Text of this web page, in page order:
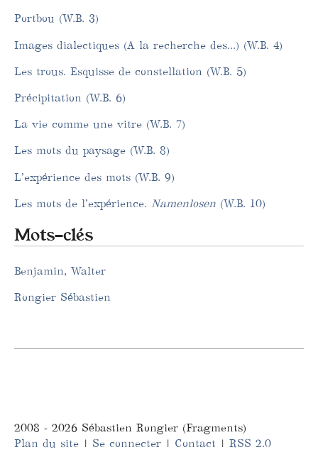
Portbou (W.B. 3)
Images dialectiques (A la recherche des...) (W.B. 4)
Les trous. Esquisse de constellation (W.B. 5)
Précipitation (W.B. 6)
La vie comme une vitre (W.B. 7)
Les mots du paysage (W.B. 8)
L’expérience des mots (W.B. 9)
Les mots de l’expérience. Namenlosen (W.B. 10)
Mots-clés
Benjamin, Walter
Rongier Sébastien
2008 - 2026 Sébastien Rongier (Fragments)
Plan du site | Se connecter | Contact | RSS 2.0